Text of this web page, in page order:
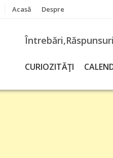
Acasă Despre
CURIOZITĂŢI